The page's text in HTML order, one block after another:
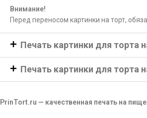
Внимание!
Перед переносом картинки на торт,
Печать картинки для торта
Печать картинки для торта
PrinTort.ru — качественная печать на